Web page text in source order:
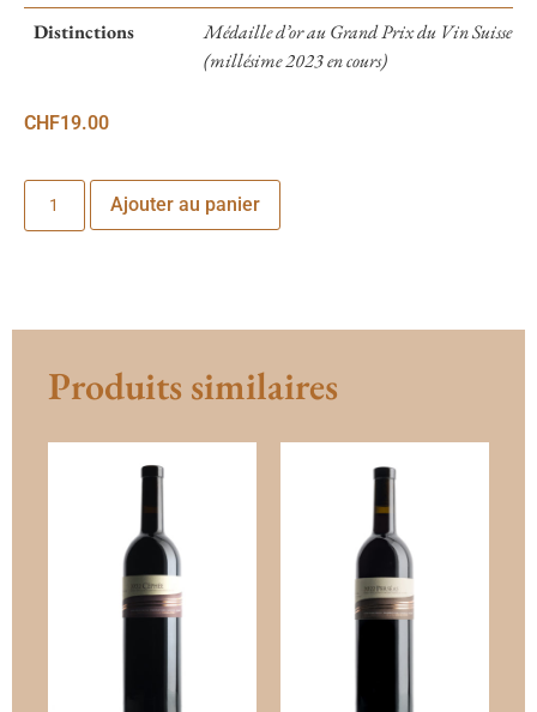
Distinctions
Médaille d’or au Grand Prix du Vin Suisse
(millésime 2023 en cours)
CHF19.00
Ajouter au panier
Produits similaires